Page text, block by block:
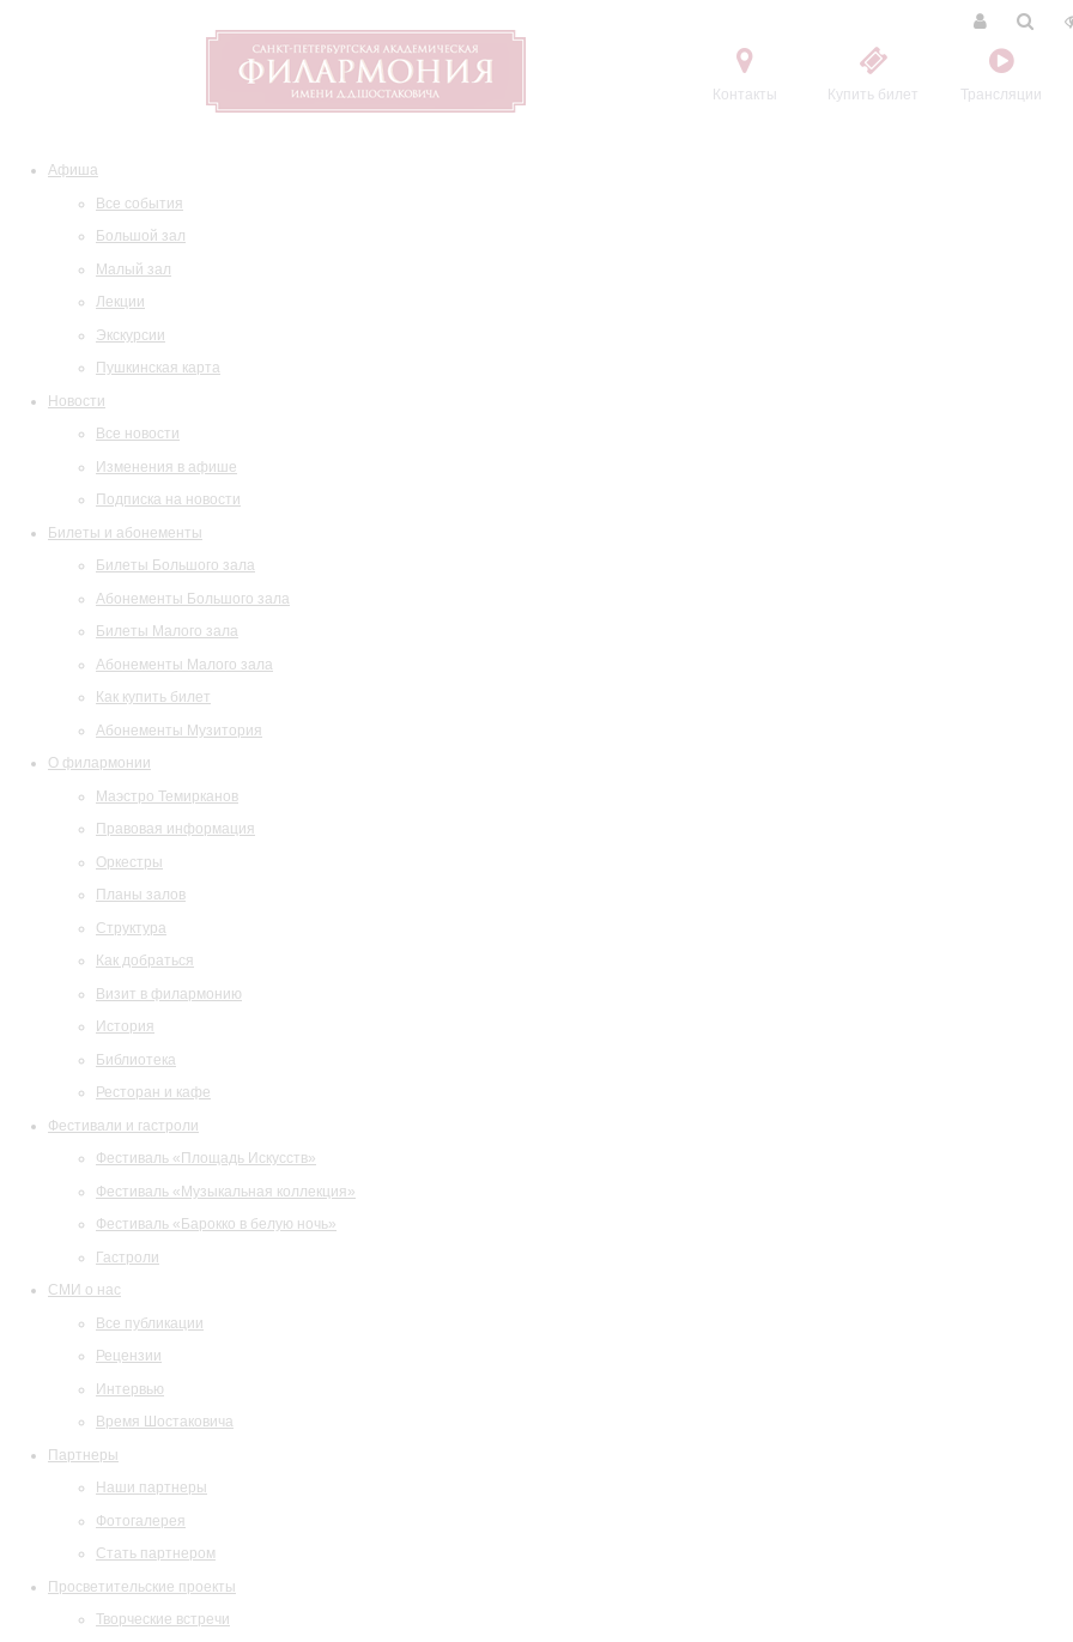
Контакты Купить билет Трансляции
Афиша
Все события
Большой зал
Малый зал
Лекции
Экскурсии
Пушкинская карта
Новости
Все новости
Изменения в афише
Подписка на новости
Билеты и абонементы
Билеты Большого зала
Абонементы Большого зала
Билеты Малого зала
Абонементы Малого зала
Как купить билет
Абонементы Музитория
О филармонии
Маэстро Темирканов
Правовая информация
Оркестры
Планы залов
Структура
Как добраться
Визит в филармонию
История
Библиотека
Ресторан и кафе
Фестивали и гастроли
Фестиваль «Площадь Искусств»
Фестиваль «Музыкальная коллекция»
Фестиваль «Барокко в белую ночь»
Гастроли
СМИ о нас
Все публикации
Рецензии
Интервью
Время Шостаковича
Партнеры
Наши партнеры
Фотогалерея
Стать партнером
Просветительские проекты
Творческие встречи